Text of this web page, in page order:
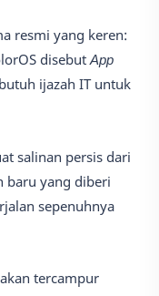
resmi yang keren:
disebutApp
ijazah IT untuk
salinan persis dari
baru yang diberi
sepenuhnya
tercampur